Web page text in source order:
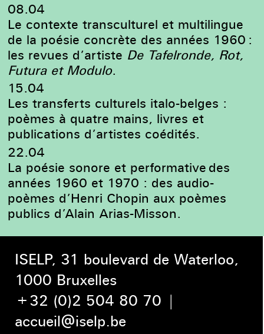
08.04
Le contexte transculturel et multilingue
de la poésie concrète des années 1960 :
les revues d’artiste De Tafelronde, Rot,
Futura et Modulo.
15.04
Les transferts culturels italo-belges :
poèmes à quatre mains, livres et
publications d’artistes coédités.
22.04
La poésie sonore et performative des
années 1960 et 1970 : des audio-
poèmes d’Henri Chopin aux poèmes
publics d’Alain Arias-Misson.
ISELP, 31 boulevard de Waterloo,
1000 Bruxelles
+32 (0)2 504 80 70 |
accueil@iselp.be